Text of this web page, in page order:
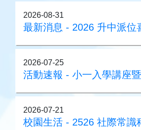
2026-08-31
最新消息 - 2026 升中派位
2026-07-25
2026-07-21
校園生活 - 2526 社際常識